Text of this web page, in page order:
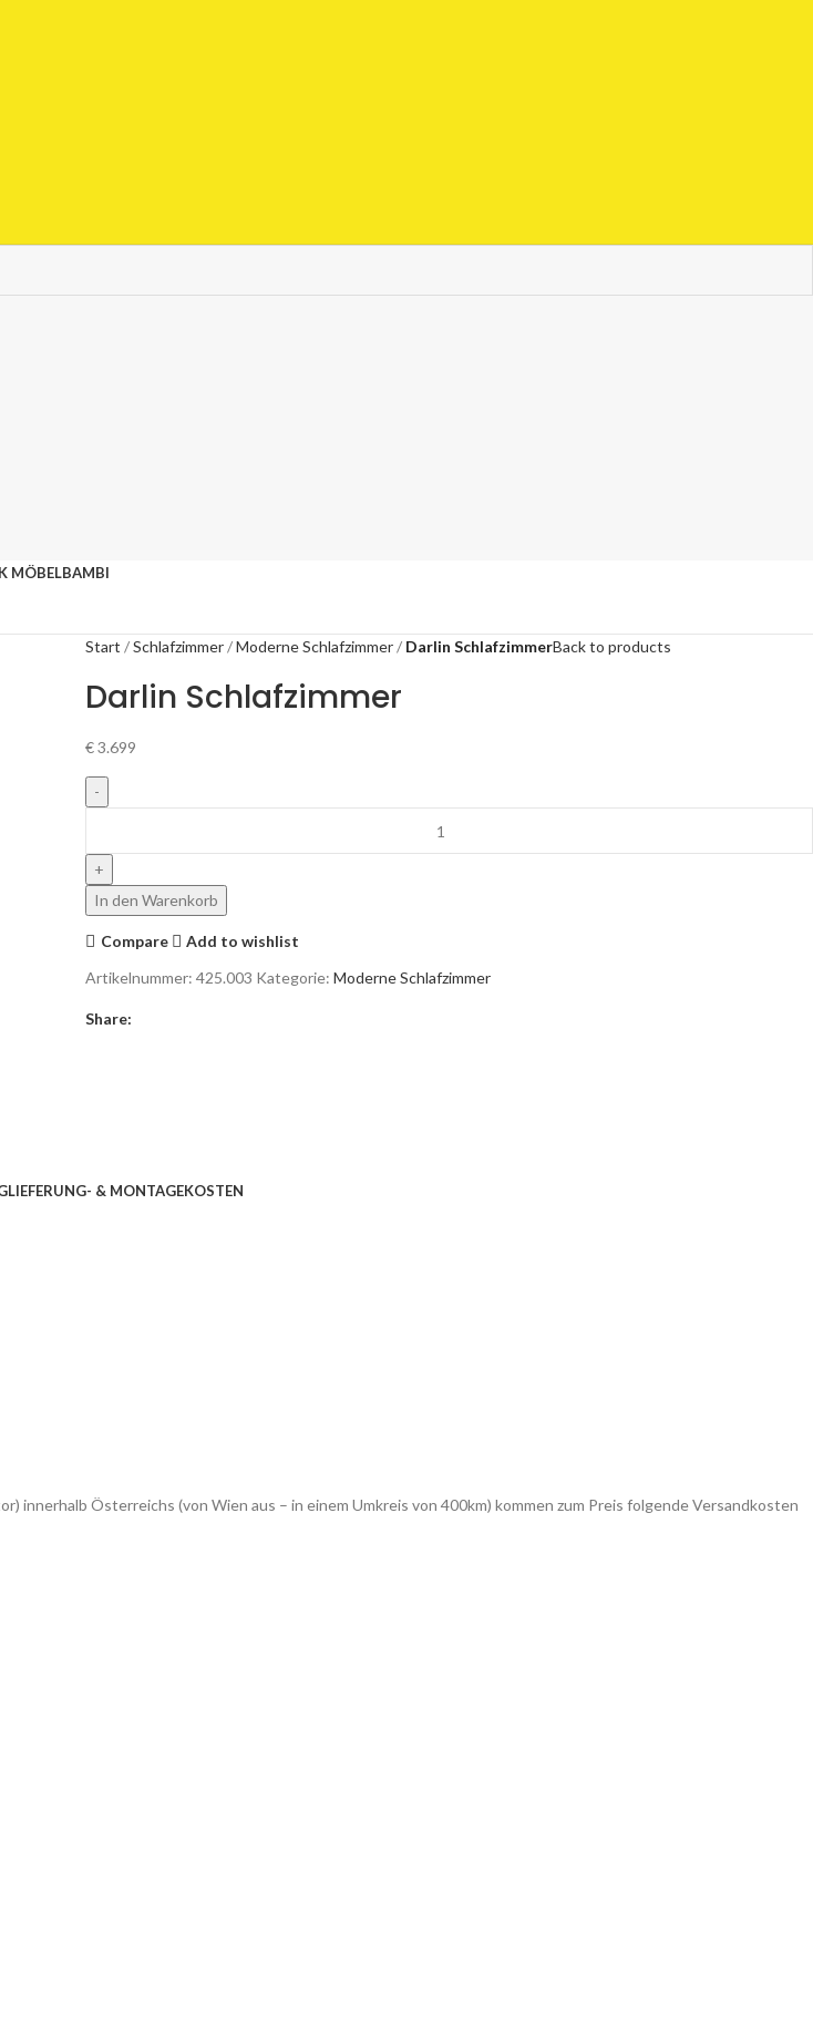
MÖBELBAMBI
Start Schlafzimmer Moderne Schlafzimmer Darlin SchlafzimmerBack to products
Darlin Schlafzimmer
€3.699
In den Warenkorb
Compare
Add to wishlist
Artikelnummer: 425.003 Kategorie: Moderne Schlafzimmer
Share:
LIEFERUNG- & MONTAGEKOSTEN
Österreichs (von Wien aus – in einem Umkreis von 400km) kommen zum Preis folgende Versandkosten